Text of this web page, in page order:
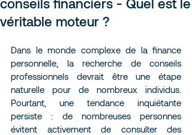
véritable moteur ?
Dans le monde complexe de la finance
personnelle, la recherche de conseils
professionnels devrait être une étape
naturelle pour de nombreux individus.
Pourtant, une tendance inquiétante
persiste : de nombreuses personnes
évitent activement de consulter des